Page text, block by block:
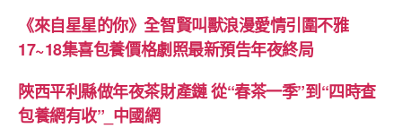
《來自星星的你》全智賢叫獸浪漫愛情引圍不雅
17~18集喜包養價格劇照最新預告年夜終局
陜西平利縣做年夜茶財產鏈 從“春茶一季”到“四時查
包養網有收”_中國網